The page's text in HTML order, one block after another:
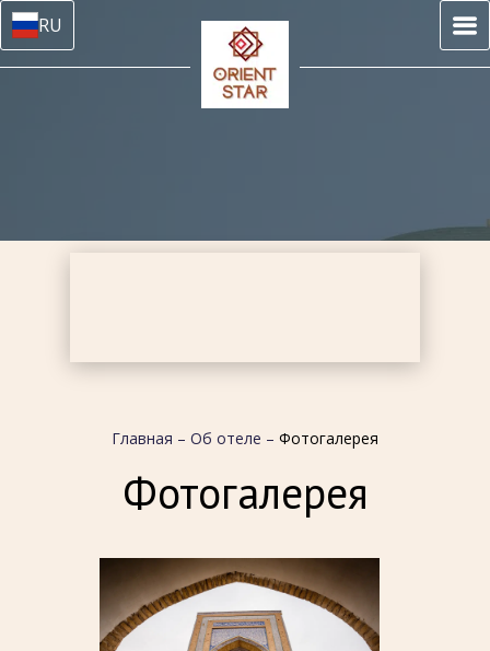
RU
Главная – Об отеле – Фотогалерея
Фотогалерея